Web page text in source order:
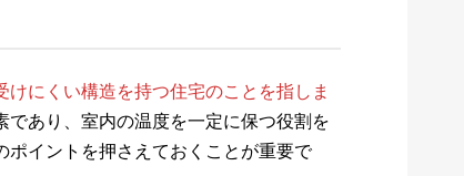
にくい構造を持つ住宅のことを指しま
あり、室内の温度を一定に保つ役割を
イントを押さえておくことが重要で